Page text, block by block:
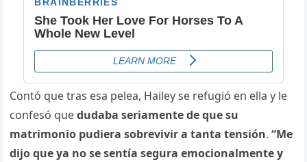
Contó que tras esa pelea, Hailey se refugió en ella y le
confesó quedudaba seriamente de que su
matrimonio pudiera sobrevivir a tanta tensión.“Me
dijo que ya no se sentía segura emocionalmente y